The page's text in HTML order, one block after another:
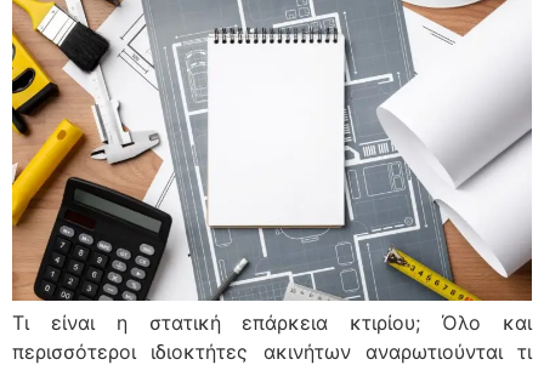
Τι είναι η στατική επάρκεια κτιρίου; Όλο και
περισσότεροι ιδιοκτήτες ακινήτων αναρωτιούνται τι